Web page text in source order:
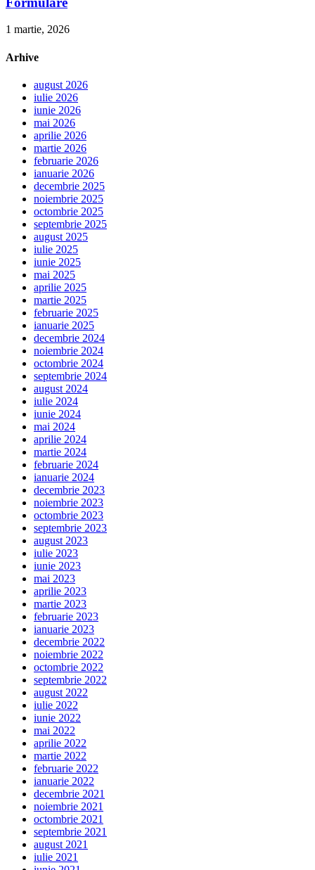
1 martie, 2026
Arhive
august 2026
iulie 2026
iunie 2026
mai 2026
aprilie 2026
martie 2026
februarie 2026
ianuarie 2026
decembrie 2025
noiembrie 2025
octombrie 2025
septembrie 2025
august 2025
iulie 2025
iunie 2025
mai 2025
aprilie 2025
martie 2025
februarie 2025
ianuarie 2025
decembrie 2024
noiembrie 2024
octombrie 2024
septembrie 2024
august 2024
iulie 2024
iunie 2024
mai 2024
aprilie 2024
martie 2024
februarie 2024
ianuarie 2024
decembrie 2023
noiembrie 2023
octombrie 2023
septembrie 2023
august 2023
iulie 2023
iunie 2023
mai 2023
aprilie 2023
martie 2023
februarie 2023
ianuarie 2023
decembrie 2022
noiembrie 2022
octombrie 2022
septembrie 2022
august 2022
iulie 2022
iunie 2022
mai 2022
aprilie 2022
martie 2022
februarie 2022
ianuarie 2022
decembrie 2021
noiembrie 2021
octombrie 2021
septembrie 2021
august 2021
iulie 2021